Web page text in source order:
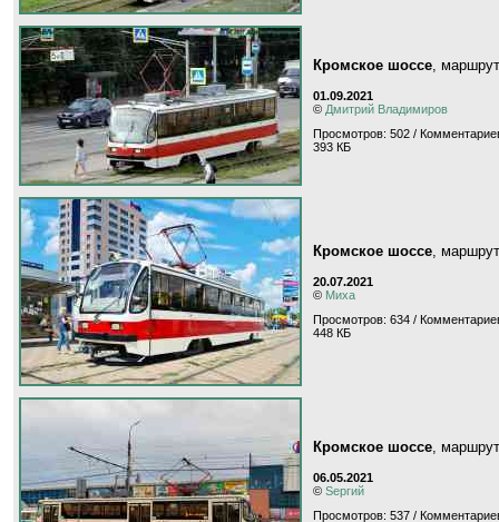
Кромское шоссе,
01.09.2021
© Дмитрий Владимиров
Просмотров: 502 /
393 КБ
Кромское шоссе,
20.07.2021
© Миха
Просмотров: 634 /
448 КБ
Кромское шоссе,
06.05.2021
© Sергий
Просмотров: 537 /